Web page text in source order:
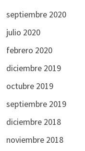
septiembre 2020
julio 2020
febrero 2020
diciembre 2019
octubre 2019
septiembre 2019
diciembre 2018
noviembre 2018